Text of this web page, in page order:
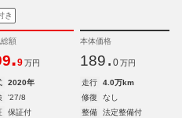
き
額
.9 万円
本体価格
189. 0 万円
2020年 走行
4.0万km
'27/8 修復
なし
保証付 整備
法定整備付